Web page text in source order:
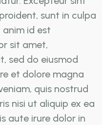
sunt in culpa
id est
sit amet,
sed do eiusmod
et dolore magna
quis nostrud
nisi ut aliquip ex ea
aute irure dolor in